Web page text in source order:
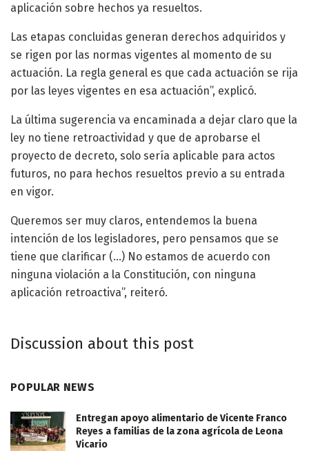
aplicación sobre hechos ya resueltos.
Las etapas concluidas generan derechos adquiridos y
se rigen por las normas vigentes al momento de su
actuación. La regla general es que cada actuación se rija
por las leyes vigentes en esa actuación”, explicó.
La última sugerencia va encaminada a dejar claro que la
ley no tiene retroactividad y que de aprobarse el
proyecto de decreto, solo sería aplicable para actos
futuros, no para hechos resueltos previo a su entrada
en vigor.
Queremos ser muy claros, entendemos la buena
intención de los legisladores, pero pensamos que se
tiene que clarificar (…) No estamos de acuerdo con
ninguna violación a la Constitución, con ninguna
aplicación retroactiva”, reiteró.
Discussion about this post
POPULAR NEWS
Entregan apoyo alimentario de Vicente Franco
Reyes a familias de la zona agrícola de Leona
Vicario